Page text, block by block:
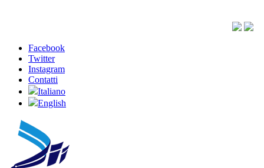
Facebook
Twitter
Instagram
Contatti
Italiano
English